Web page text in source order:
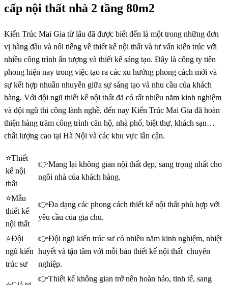
cấp nội thất nhà 2 tầng 80m2
Kiến Trúc Mai Gia từ lâu đã được biết đến là một trong những đơn
vị hàng đầu và nổi tiếng về thiết kế nội thất và tư vấn kiến ​​trúc với
nhiều công trình ấn tượng và thiết kế sáng tạo. Đây là công ty tiên
phong hiện nay trong việc tạo ra các xu hướng phong cách mới và
sự kết hợp nhuần nhuyễn giữa sự sáng tạo và nhu cầu của khách
hàng. Với đội ngũ thiết kế nội thất đã có rất nhiều năm kinh nghiệm
và đội ngũ thi công lành nghề, đến nay Kiến Trúc Mai Gia đã hoàn
thiện hàng trăm công trình căn hộ, nhà phố, biệt thự, khách sạn…
chất lượng cao tại Hà Nội và các khu vực lân cận.
⭐Thiết
kế nội
thất
👉Mang lại không gian nội thất đẹp, sang trọng nhất cho
ngôi nhà của khách hàng.
⭐Mẫu
thiết kế
nội thất
👉Đa dạng các phong cách thiết kế nội thất phù hợp với
yêu cầu của gia chủ.
⭐Đội
ngũ kiến
trúc sư
👉Đội ngũ kiến trúc sư có nhiều năm kinh nghiệm, nhiệt
huyết và tận tâm với mỗi bản thiết kế nội thất chuyên
nghiệp.
👉Thiết kế không gian trở nên hoàn hảo, tinh tế, sang